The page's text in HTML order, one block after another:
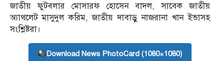
জাতীয় ফুটবলার মোসারফ হোসেন বাদল, সাবেক জাতীয়
অ্যাথলেট মাসুদুল করিম, জাতীয় দাবাড়ু নাজরানা খান ইভাসহ
সংশ্লিষ্টরা।
Download News PhotoCard (1080×1080)